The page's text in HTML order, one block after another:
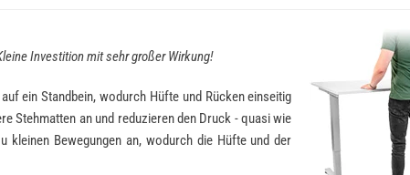
Investition mit sehr großer Wirkung!
ein Standbein, wodurch Hüfte und Rücken einseitig
Stehmatten an und reduzieren den Druck - quasi wie
kleinen Bewegungen an, wodurch die Hüfte und der